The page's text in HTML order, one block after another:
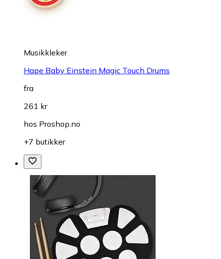
Musikkleker
Hape Baby Einstein Magic Touch Drums
fra
261 kr
hos Proshop.no
+7 butikker